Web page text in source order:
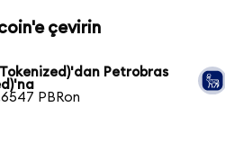
çevirin
Petrobras
PBRon